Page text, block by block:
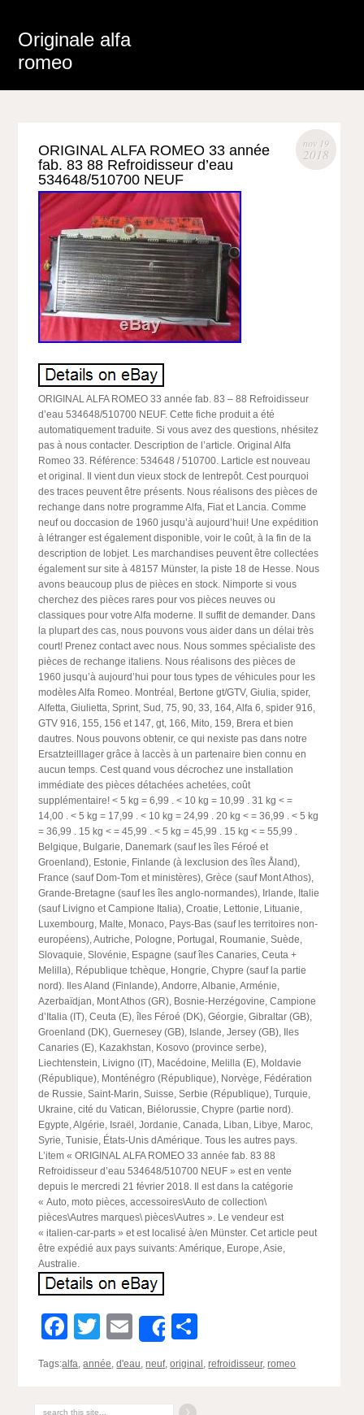
Originale alfa
romeo
nov 19
2018
ORIGINAL ALFA ROMEO 33 année
fab. 83 88 Refroidisseur d’eau
534648/510700 NEUF
ORIGINAL ALFA ROMEO 33 année fab. 83 – 88 Refroidisseur
d’eau 534648/510700 NEUF. Cette fiche produit a été
automatiquement traduite. Si vous avez des questions, nhésitez
pas à nous contacter. Description de l’article. Original Alfa
Romeo 33. Référence: 534648 / 510700. Larticle est nouveau
et original. Il vient dun vieux stock de lentrepôt. Cest pourquoi
des traces peuvent être présents. Nous réalisons des pièces de
rechange dans notre programme Alfa, Fiat et Lancia. Comme
neuf ou doccasion de 1960 jusqu’à aujourd’hui! Une expédition
à létranger est également disponible, voir le coût, à la fin de la
description de lobjet. Les marchandises peuvent être collectées
également sur site à 48157 Münster, la piste 18 de Hesse. Nous
avons beaucoup plus de pièces en stock. Nimporte si vous
cherchez des pièces rares pour vos pièces neuves ou
classiques pour votre Alfa moderne. Il suffit de demander. Dans
la plupart des cas, nous pouvons vous aider dans un délai très
court! Prenez contact avec nous. Nous sommes spécialiste des
pièces de rechange italiens. Nous réalisons des pièces de
1960 jusqu’à aujourd’hui pour tous types de véhicules pour les
modèles Alfa Romeo. Montréal, Bertone gt/GTV, Giulia, spider,
Alfetta, Giulietta, Sprint, Sud, 75, 90, 33, 164, Alfa 6, spider 916,
GTV 916, 155, 156 et 147, gt, 166, Mito, 159, Brera et bien
dautres. Nous pouvons obtenir, ce qui nexiste pas dans notre
Ersatzteilllager grâce à laccès à un partenaire bien connu en
aucun temps. Cest quand vous décrochez une installation
immédiate des pièces détachées achetées, coût
supplémentaire! < 5 kg = 6,99 . < 10 kg = 10,99 . 31 kg < =
14,00 . < 5 kg = 17,99 . < 10 kg = 24,99 . 20 kg < = 36,99 . < 5 kg
= 36,99 . 15 kg < = 45,99 . < 5 kg = 45,99 . 15 kg < = 55,99 .
Belgique, Bulgarie, Danemark (sauf les îles Féroé et
Groenland), Estonie, Finlande (à lexclusion des îles Åland),
France (sauf Dom-Tom et ministères), Grèce (sauf Mont Athos),
Grande-Bretagne (sauf les îles anglo-normandes), Irlande, Italie
(sauf Livigno et Campione Italia), Croatie, Lettonie, Lituanie,
Luxembourg, Malte, Monaco, Pays-Bas (sauf les territoires non-
européens), Autriche, Pologne, Portugal, Roumanie, Suède,
Slovaquie, Slovénie, Espagne (sauf îles Canaries, Ceuta +
Melilla), République tchèque, Hongrie, Chypre (sauf la partie
nord). Iles Aland (Finlande), Andorre, Albanie, Arménie,
Azerbaïdjan, Mont Athos (GR), Bosnie-Herzégovine, Campione
d’Italia (IT), Ceuta (E), îles Féroé (DK), Géorgie, Gibraltar (GB),
Groenland (DK), Guernesey (GB), Islande, Jersey (GB), Iles
Canaries (E), Kazakhstan, Kosovo (province serbe),
Liechtenstein, Livigno (IT), Macédoine, Melilla (E), Moldavie
(République), Monténégro (République), Norvège, Fédération
de Russie, Saint-Marin, Suisse, Serbie (République), Turquie,
Ukraine, cité du Vatican, Biélorussie, Chypre (partie nord).
Egypte, Algérie, Israël, Jordanie, Canada, Liban, Libye, Maroc,
Syrie, Tunisie, États-Unis dAmérique. Tous les autres pays.
L’item « ORIGINAL ALFA ROMEO 33 année fab. 83 88
Refroidisseur d’eau 534648/510700 NEUF » est en vente
depuis le mercredi 21 février 2018. Il est dans la catégorie
« Auto, moto pièces, accessoires\Auto de collection\
pièces\Autres marques\ pièces\Autres ». Le vendeur est
« italien-car-parts » et est localisé à/en Münster. Cet article peut
être expédié aux pays suivants: Amérique, Europe, Asie,
Australie.
Facebook
Twitter
EmailShare
Tags:alfa,année,d'eau,neuf,original ,refroidisseur,romeo